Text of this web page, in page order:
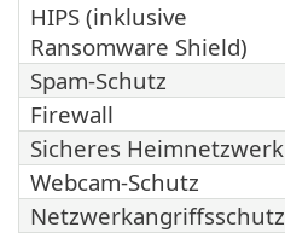
HIPS (inklusive
Ransomware Shield)
Spam-Schutz
Firewall
Sicheres Heimnetzwerk
Webcam-Schutz
Netzwerkangriffsschutz